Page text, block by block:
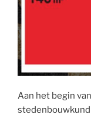
Aan het begin